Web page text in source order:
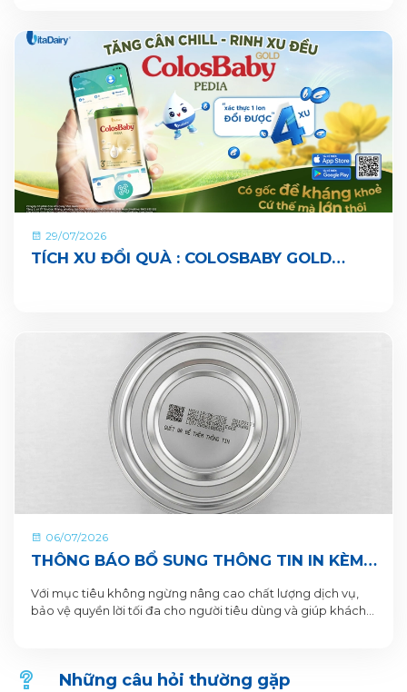
29/07/2026
TÍCH XU ĐỔI QUÀ : COLOSBABY GOLD
06/07/2026
THÔNG BÁO BỔ SUNG THÔNG TIN IN KÈM
PHẨM
Với mục tiêu không ngừng nâng cao chất lượng dịch vụ,
bảo vệ quyền lời tối đa cho người tiêu dùng và giúp khách
Những câu hỏi thường gặp